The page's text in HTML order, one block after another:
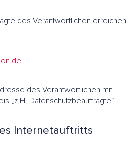
des Verantwortlichen erreichen
des Verantwortlichen mit
„z.H. Datenschutzbeauftragte“.
Internetauftritts